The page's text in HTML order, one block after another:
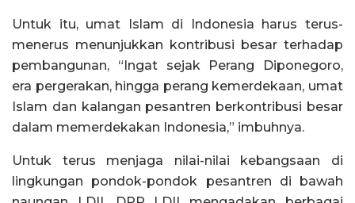
Untuk itu, umat Islam di Indonesia harus terus-
menerus menunjukkan kontribusi besar terhadap
pembangunan, “Ingat sejak Perang Diponegoro,
era pergerakan, hingga perang kemerdekaan, umat
Islam dan kalangan pesantren berkontribusi besar
dalam memerdekakan Indonesia,” imbuhnya.
Untuk terus menjaga nilai-nilai kebangsaan di
lingkungan pondok-pondok pesantren di bawah